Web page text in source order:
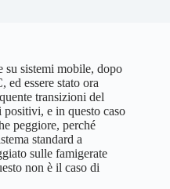
su sistemi mobile, dopo
ed essere stato ora
transizioni del
positivi, e in questo caso
peggiore, perché
standard a
sulle famigerate
non è il caso di